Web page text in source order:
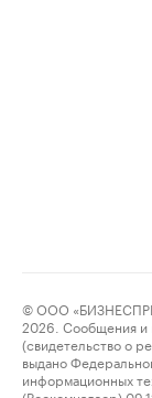
© ООО
2026. Сообщения и
(свидетельство о
выдано
информационных